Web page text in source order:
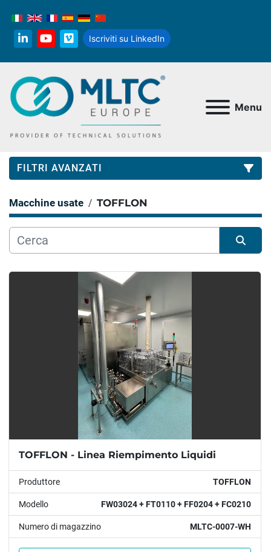
linkedinyoutube
vimeo
Iscriviti su LinkedIn
Menu
FILTRI AVANZATI
Categoria
Produttore
APPLICARE CANCELLA
Macchine usate TOFFLON
TOFFLON - Linea Riempimento Liquidi
Produttore TOFFLON
Modello FW03024 + FT0110 + FF0204 + FC0210
Numero di magazzino MLTC-0007-WH